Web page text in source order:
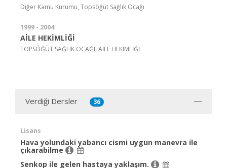
Diğer Kamu Kurumu, Topsöğüt Sağlık Ocağı
1999 - 2004
AİLE HEKİMLİĞİ
TOPSÖĞÜT SAĞLIK OCAĞI, AİLE HEKİMLİĞİ
Verdiği Dersler 36
Lisans
Hava yolundaki yabancı cismi uygun manevra ile
çıkarabilme
Senkop ile gelen hastaya yaklaşım.